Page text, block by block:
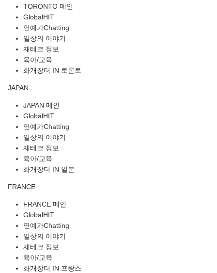
TORONTO 메인
GlobalHIT
연예가Chatting
일상의 이야기
재테크 정보
육아/교육
화개장터 IN 토론토
JAPAN
JAPAN 메인
GlobalHIT
연예가Chatting
일상의 이야기
재테크 정보
육아/교육
화개장터 IN 일본
FRANCE
FRANCE 메인
GlobalHIT
연예가Chatting
일상의 이야기
재테크 정보
육아/교육
화개장터 IN 프랑스